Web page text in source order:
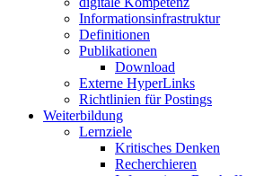
Informationsinfrastruktur
Definitionen
Publikationen
Download
Externe HyperLinks
Richtlinien für Postings
Weiterbildung
Lernziele
Kritisches Denken
Recherchieren